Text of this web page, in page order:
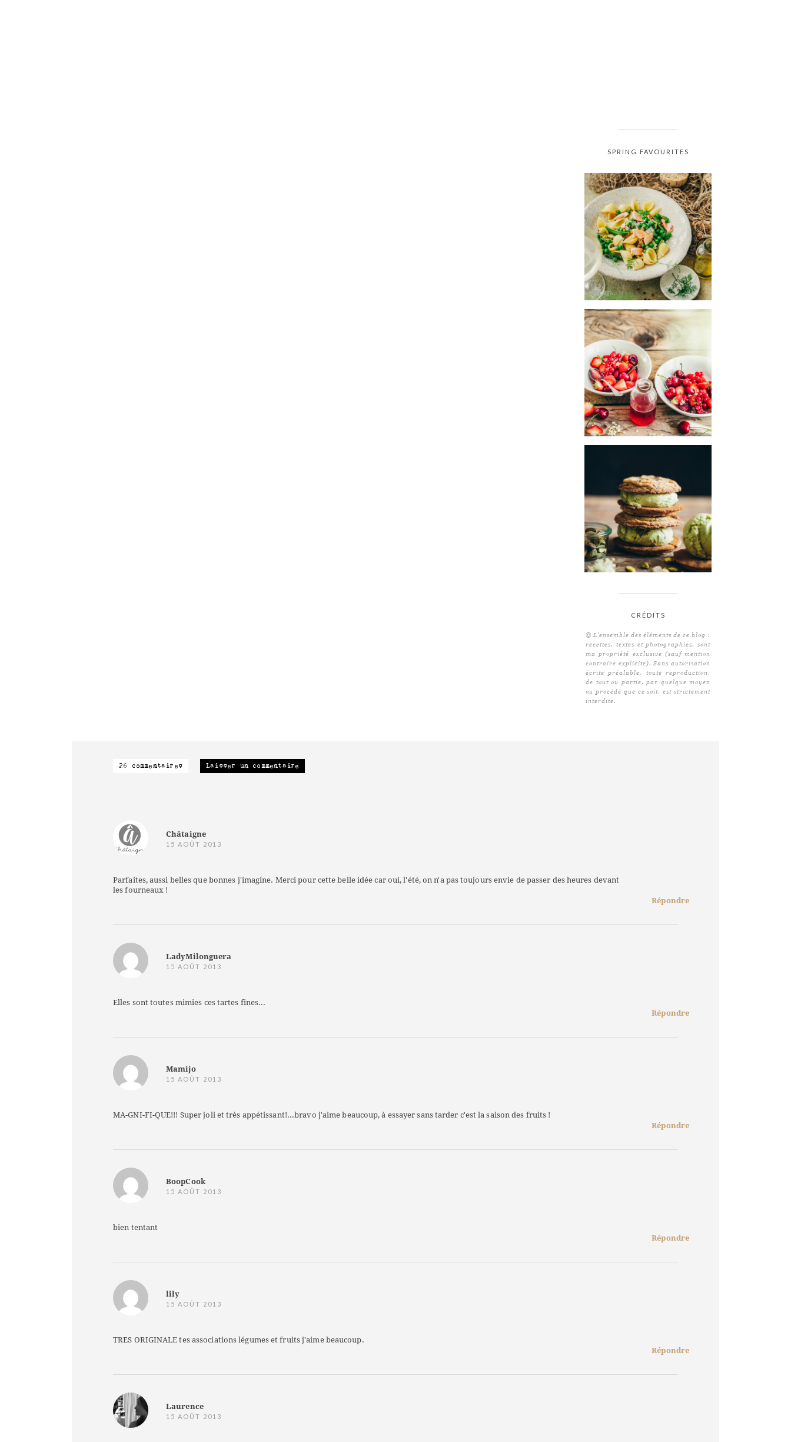
SPRING FAVOURITES
CRÉDITS
© L'ensemble des éléments de ce blog :
recettes, textes et photographies, sont
ma propriété exclusive (sauf mention
contraire explicite). Sans autorisation
écrite préalable, toute reproduction,
de tout ou partie, par quelque moyen
ou procédé que ce soit, est strictement
interdite.
26 commentaires Laisser un commentaire
Châtaigne
15 AOÛT 2013
Parfaites, aussi belles que bonnes j'imagine. Merci pour cette belle idée car oui, l'été, on n'a pas toujours envie de passer des heures devant
les fourneaux !
Répondre
LadyMilonguera
15 AOÛT 2013
Elles sont toutes mimies ces tartes fines...
Répondre
Mamijo
15 AOÛT 2013
MA-GNI-FI-QUE!!! Super joli et très appétissant!...bravo j'aime beaucoup, à essayer sans tarder c'est la saison des fruits !
Répondre
BoopCook
15 AOÛT 2013
bien tentant
Répondre
lily
15 AOÛT 2013
TRES ORIGINALE tes associations légumes et fruits j'aime beaucoup.
Répondre
Laurence
15 AOÛT 2013